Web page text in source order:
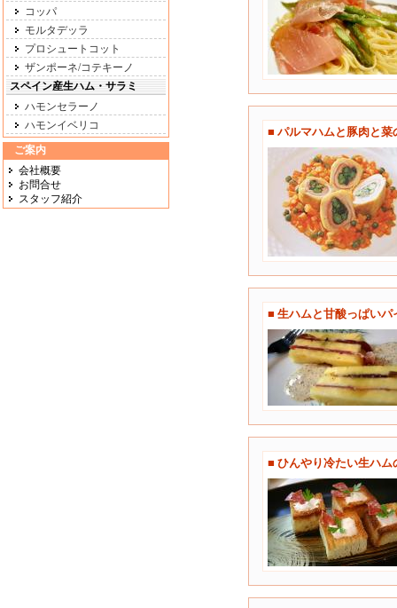
コッパ
モルタデッラ
プロシュートコット
ザンポーネ/コテキーノ
スペイン産生ハム・サラミ
ハモンセラーノ
ハモンイベリコ
ご案内
会社概要
お問合せ
スタッフ紹介
■ パルマハムと豚肉と
■ 生ハムと甘酸っぱい
■ ひんやり冷たい生ハ